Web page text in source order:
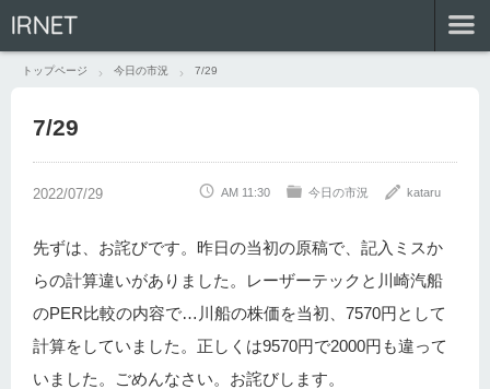
IRNET
トップページ 今日の市況 7/29
7/29
AM 11:30 今日の市況 kataru
先ずは、お詫びです。昨日の当初の原稿で、記入ミスか
らの計算違いがありました。レーザーテックと川崎汽船
のPER比較の内容で…川船の株価を当初、7570円として
計算をしていました。正しくは9570円で2000円も違って
いました。ごめんなさい。お詫びします。